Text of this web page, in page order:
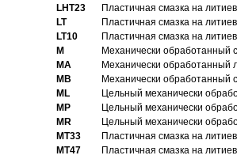
LHT23
Пластичная смазка на
LT
Пластичная смазка на
LT10
Пластичная смазка на
M
Механически обработанный
MA
Механически обработанный
MB
Механически обработанный
ML
Цельный механически
MP
Цельный механически
MR
Цельный механически
MT33
Пластичная смазка на
MT47
Пластичная смазка на